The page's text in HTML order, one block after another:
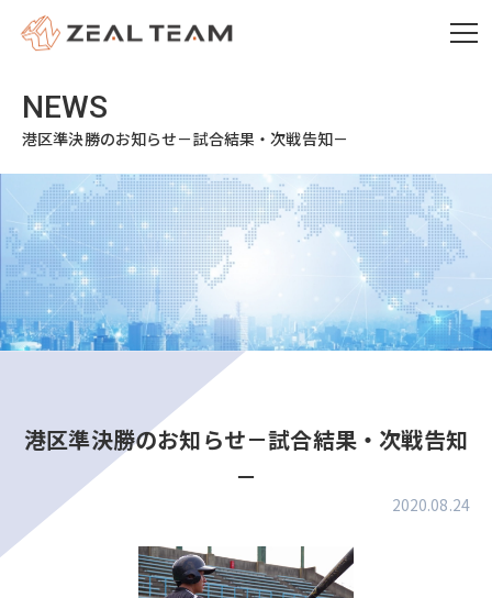
港区準決勝のお知らせ－試合結果・次戦告知－
港区準決勝のお知らせ－試合結果・次戦告知
－
2020.08.24